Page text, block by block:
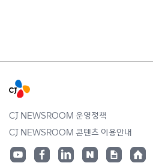
CJ NEWSROOM 운영정책
CJ NEWSROOM 콘텐츠 이용안내